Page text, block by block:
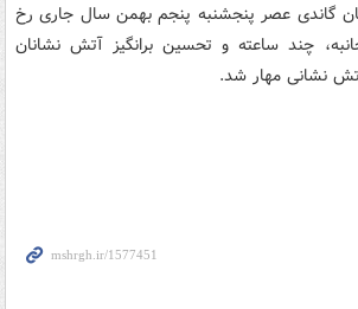
گاندی عصر پنجشنبه پنجم بهمن سال جاری رخ
چند ساعته و تحسین برانگیز آتش نشانان